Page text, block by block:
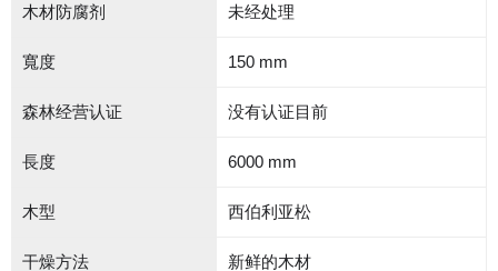
木材防腐剂 未经处理
寬度 150 mm
森林经营认证 没有认证目前
長度 6000 mm
木型 西伯利亚松
干燥方法 新鲜的木材